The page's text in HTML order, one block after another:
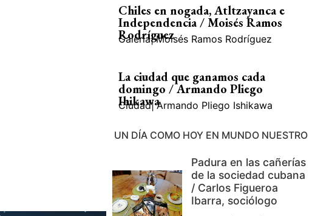
Chiles en nogada, Atltzayanca e
Independencia / Moisés Ramos
Rodríguez
Galería| Moisés Ramos Rodríguez
La ciudad que ganamos cada
domingo / Armando Pliego
Ihikawa
Ciudad| Armando Pliego Ishikawa
UN DÍA COMO HOY EN MUNDO NUESTRO
Padura en las cañerías
de la sociedad cubana
/ Carlos Figueroa
Ibarra, sociólogo